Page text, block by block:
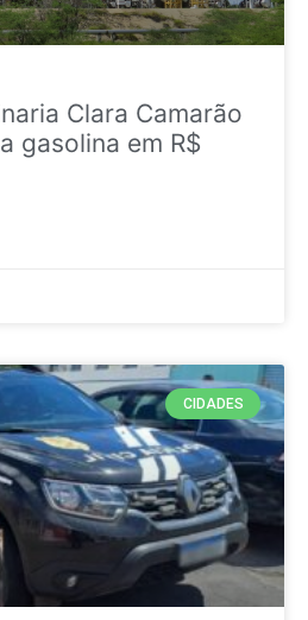
Clara Camarão
gasolina em R$
CIDADES